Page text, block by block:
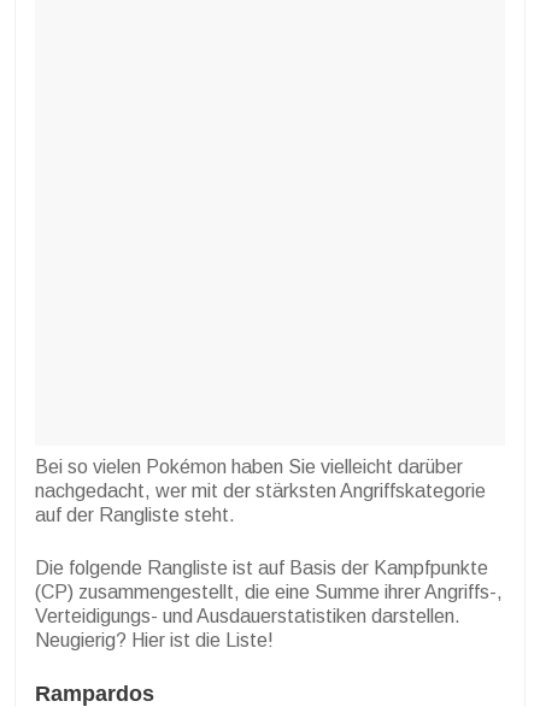
Bei so vielen Pokémon haben Sie vielleicht darüber
nachgedacht, wer mit der stärksten Angriffskategorie
auf der Rangliste steht.
Die folgende Rangliste ist auf Basis der Kampfpunkte
(CP) zusammengestellt, die eine Summe ihrer Angriffs-,
Verteidigungs- und Ausdauerstatistiken darstellen.
Neugierig? Hier ist die Liste!
Rampardos